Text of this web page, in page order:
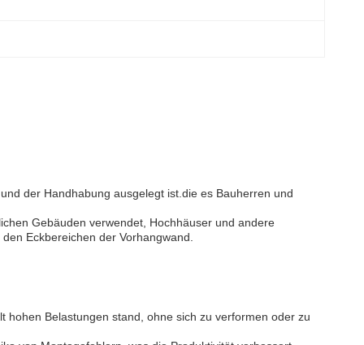
der Handhabung ausgelegt ist.die es Bauherren und
Gebäuden verwendet, Hochhäuser und andere
Eckbereichen der Vorhangwand.
Belastungen stand, ohne sich zu verformen oder zu